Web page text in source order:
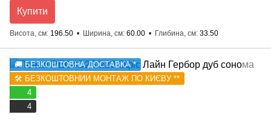
Купити
Висота, см 196.50 Ширина, см 60.00 Глибина, см 33.50
🚚 БЕЗКОШТОВНА ДОСТАВКА *
🛠️ БЕЗКОШТОВНИЙ МОНТАЖ ПО КИЄВУ **
4
4